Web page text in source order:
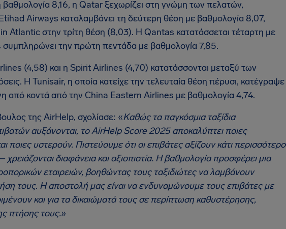
8,16, η Qatar ξεχωρίζει στη γνώμη των πελατών,
Airways καταλαμβάνει τη δεύτερη θέση με βαθμολογία 8,07,
Atlantic στην τρίτη θέση (8,03). Η Qantas κατατάσσεται τέταρτη με
την πρώτη πεντάδα με βαθμολογία 7,85.
(4,58) και η Spirit Airlines (4,70) κατατάσσονται μεταξύ των
Η Tunisair, η οποία κατείχε την τελευταία θέση πέρυσι, κατέγραψε
από κοντά από την China Eastern Airlines με βαθμολογία 4,74.
της AirHelp, σχολίασε: «Καθώς τα παγκόσμια ταξίδια
αυξάνονται, το AirHelp Score 2025 αποκαλύπτει ποιες
ποιες υστερούν. Πιστεύουμε ότι οι επιβάτες αξίζουν κάτι περισσότερο
διαφάνεια και αξιοπιστία. Η βαθμολογία προσφέρει μια
εταιρειών, βοηθώντας τους ταξιδιώτες να λαμβάνουν
τους. Η αποστολή μας είναι να ενδυναμώνουμε τους επιβάτες με
και για τα δικαιώματά τους σε περίπτωση καθυστέρησης,
πτήσης τους.»